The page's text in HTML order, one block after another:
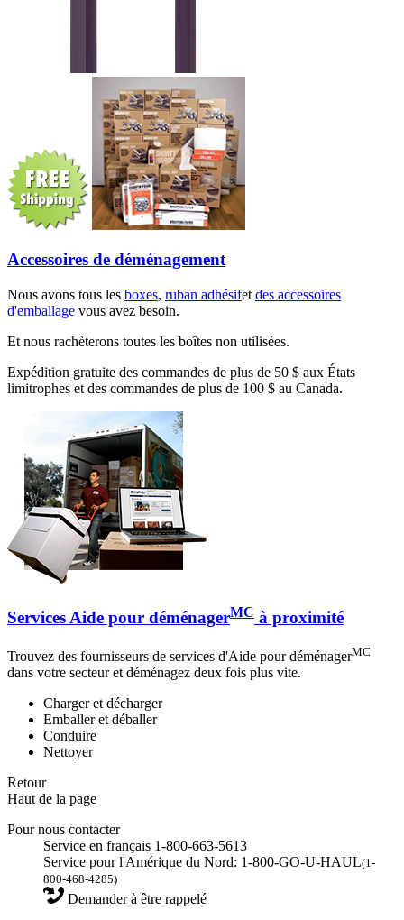
Accessoires de déménagement
Nous avons tous les boxes, ruban adhésifet des accessoires
d'emballage vous avez besoin.
Et nous rachèterons toutes les boîtes non utilisées.
Expédition gratuite des commandes de plus de 50 $ aux États
limitrophes et des commandes de plus de 100 $ au Canada.
Services Aide pour déménagerMC à proximité
Trouvez des fournisseurs de services d'Aide pour déménagerMC
dans votre secteur et déménagez deux fois plus vite.
Charger et décharger
Emballer et déballer
Conduire
Nettoyer
Retour
Haut de la page
Pour nous contacter
Service en français 1-800-663-5613
Service pour l'Amérique du Nord: 1-800-GO-U-HAUL(1-
800-468-4285)
Demander à être rappelé